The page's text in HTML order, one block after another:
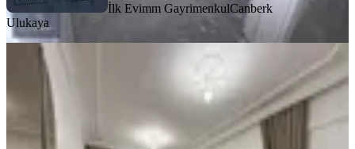
İlk Evimm GayrimenkulCanberk
Ulukaya
Mehmet Ali Altın Cd. Yakını! Ful
Yapılı | Ara Katta 3+1 Daire
Mamak, Kazım Orbay Mahallesi
3+1
135 m²· · 06.08.2026